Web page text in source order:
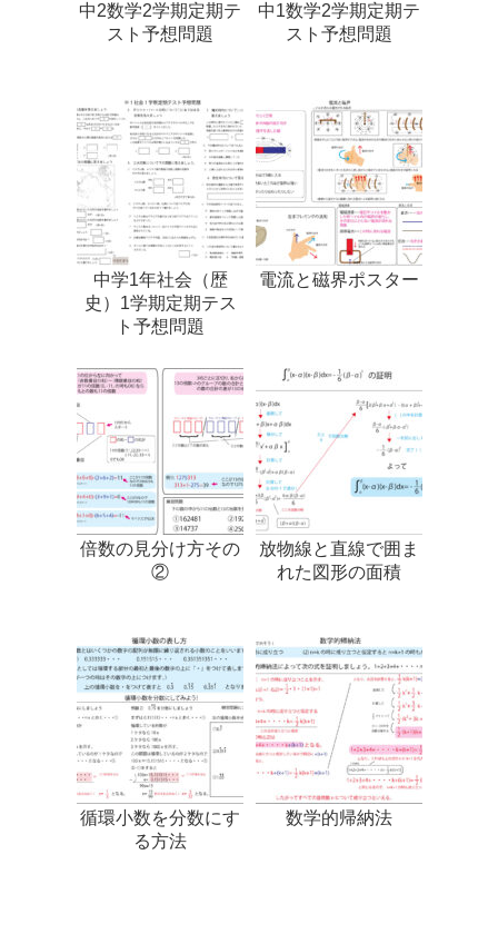
中2数学2学期定期テ
スト予想問題
中1数学2学期定期テ
スト予想問題
中学1年社会（歴
史）1学期定期テス
ト予想問題
電流と磁界ポスター
倍数の見分け方その
②
放物線と直線で囲ま
れた図形の面積
循環小数を分数にす
る方法
数学的帰納法